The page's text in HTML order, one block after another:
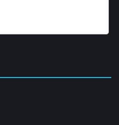
35 Tập 36
41 Tập 42